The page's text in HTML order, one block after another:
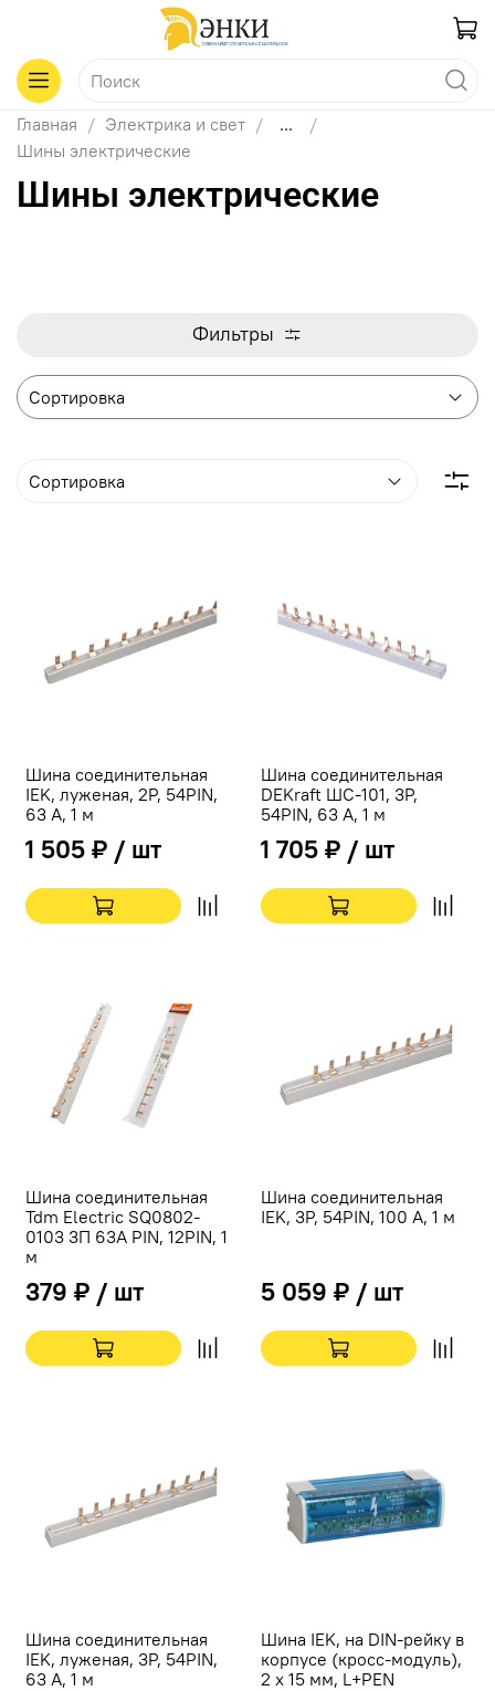
Главная Электрика и свет
...
Шины электрические
Шины электрические
Фильтры
Шина соединительная
IEK, луженая, 2Р, 54PIN,
63 А, 1 м
1 505 ₽ / шт
Шина соединительная
DEKraft ШС-101, 3Р,
54PIN, 63 А, 1 м
1 705 ₽ / шт
Шина соединительная
Tdm Electric SQ0802-
0103 3П 63А PIN, 12PIN, 1
м
379 ₽ / шт
Шина соединительная
IEK, 3Р, 54PIN, 100 А, 1 м
5 059 ₽ / шт
Шина соединительная
IEK, луженая, 3Р, 54PIN,
63 А, 1 м
Шина IEK, на DIN-рейку в
корпусе (кросс-модуль),
2 x 15 мм, L+PEN